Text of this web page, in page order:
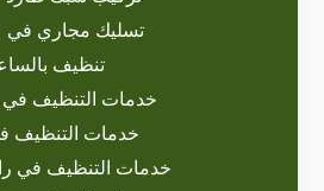
تسليك مجاري في
تنظيف
خدمات التنظيف في
خدمات التنظيف
خدمات التنظيف في